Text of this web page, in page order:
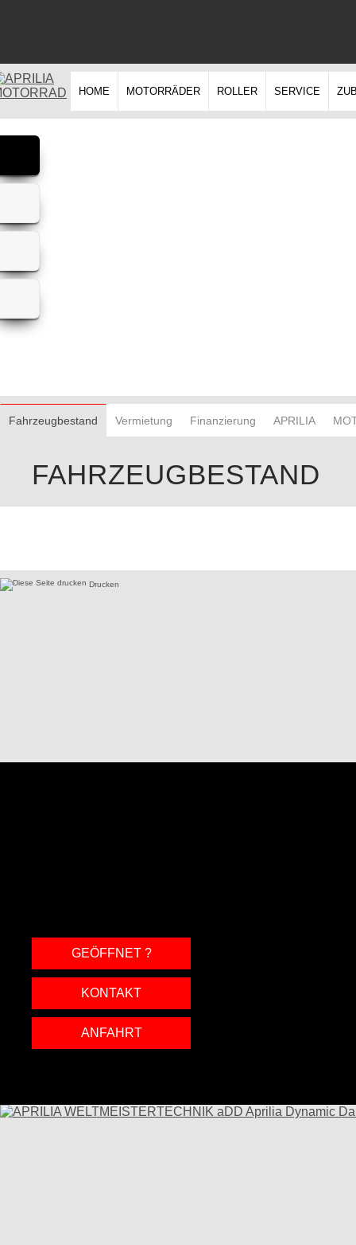
HOME MOTORRÄDER ROLLER SERVICE
Fahrzeugbestand Vermietung Finanzierung APRILIA
FAHRZEUGBESTAND
Drucken
GEÖFFNET ?
KONTAKT
ANFAHRT